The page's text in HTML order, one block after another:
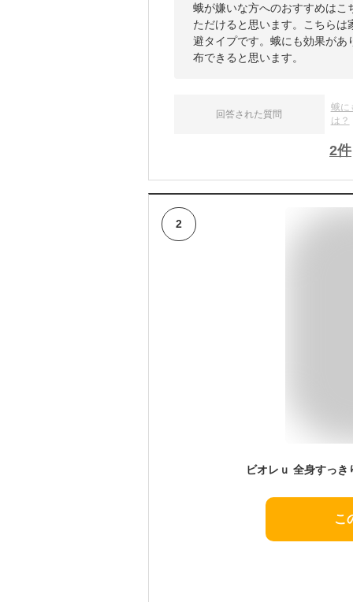
蛾が嫌いな方へのおすすめは
ただけると思います。こちら
避タイプです。蛾にも効果が
布できると思います。
回答された質問
蛾に
は？
2件
2
ビオレｕ 全身すっ
こ